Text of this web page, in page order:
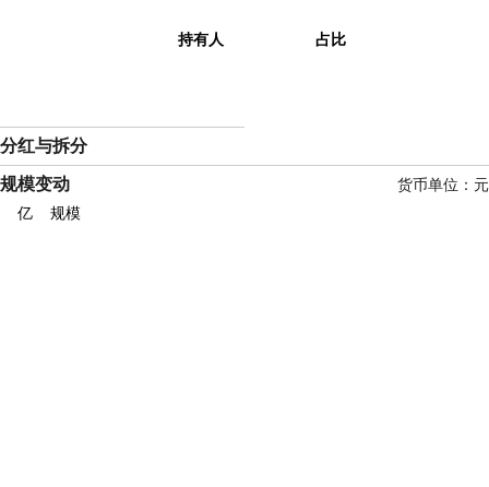
持有人 占比
分红与拆分
规模变动
货币单位：元
亿
规模